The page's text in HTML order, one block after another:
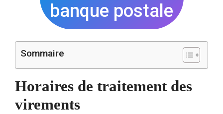
banque postale
Sommaire
Horaires de traitement des
virements